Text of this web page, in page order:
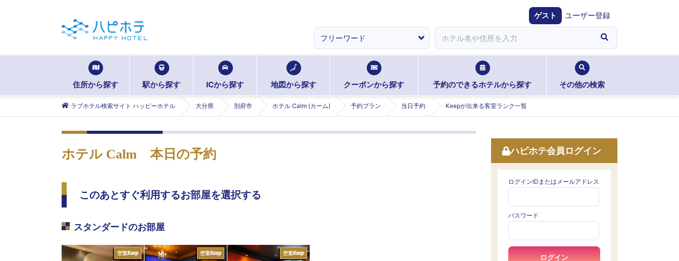
ゲスト ユーザー登録
住所から探す 駅から探す ICから探す 地図から探す クーポンから探す 予約のできるホテルから探す その他の検索
ラブホテル検索サイト ハッピーホテル 大分県 別府市 ホテル Calm (カーム) 予約プラン 当日予約 Keepが出来る客室ランク一覧
ホテル Calm 本日の予約
このあとすぐ利用するお部屋を選択する
スタンダードのお部屋
空室Keep 空室Keep 空室Keep
ハピホテ会員ログイン
ログインIDまたはメールアドレス
パスワード
ログイン